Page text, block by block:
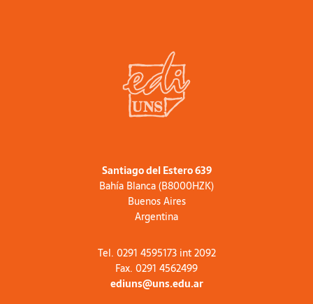
Santiago del Estero 639
Bahía Blanca (B8000HZK)
Buenos Aires
Argentina
Tel. 0291 4595173 int 2092
Fax. 0291 4562499
ediuns@uns.edu.ar